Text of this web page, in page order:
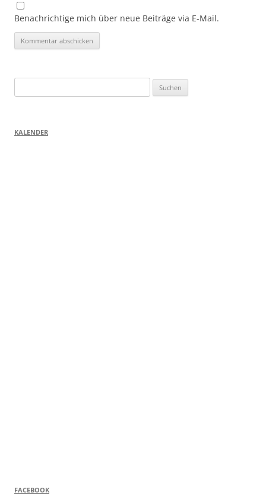
Benachrichtige mich über neue Beiträge via E-Mail.
nach:
KALENDER
FACEBOOK